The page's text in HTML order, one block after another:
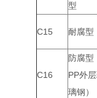
型
C15 耐腐型
C16
防腐型
PP外
璃钢）